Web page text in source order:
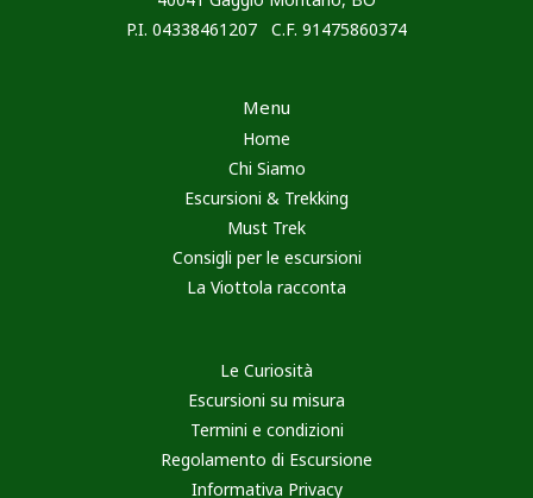
P.I. 04338461207 C.F. 91475860374
Menu
Home
Chi Siamo
Escursioni & Trekking
Must Trek
Consigli per le escursioni
La Viottola racconta
Le Curiosità
Escursioni su misura
Termini e condizioni
Regolamento di Escursione
Informativa Privacy